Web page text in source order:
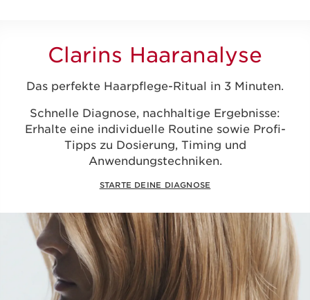
Clarins Haaranalyse
Das perfekte Haarpflege-Ritual in 3 Minuten.
Schnelle Diagnose, nachhaltige Ergebnisse:
Erhalte eine individuelle Routine sowie Profi-
Tipps zu Dosierung, Timing und
Anwendungstechniken.
STARTE DEINE DIAGNOSE